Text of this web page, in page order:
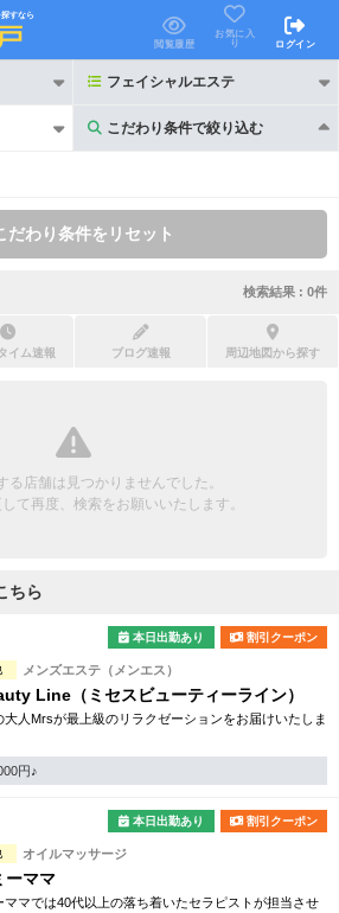
すなら
閲覧履歴
お気に入
り
ログイン
フェイシャルエステ
こだわり条件で絞り込む
こだわり条件で絞り込む
リピーター割引あり
団体様歓迎
岩盤浴あり
有資格者在籍
女性スタッフのみ
こだわり条件を変更
だわり条件をリセット
検索結果 : 0件
イム速報 ブログ速報 周辺地図から探す
る店舗は見つかりませんでした。
て再度、検索をお願いいたします。
ちら
本日出勤あり 割引クーポン
メンズエステ（メンエス）
Line（ミセスビューティーライン）
大人Mrsが最上級のリラクゼーションをお届けいたしま
円♪
本日出勤あり 割引クーポン
オイルマッサージ
ーママ
ママでは40代以上の落ち着いたセラピストが担当させ